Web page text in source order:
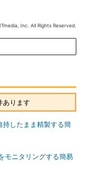
Inc. All Rights Reserved.
あります
したまま精製する簡
モニタリングする簡易